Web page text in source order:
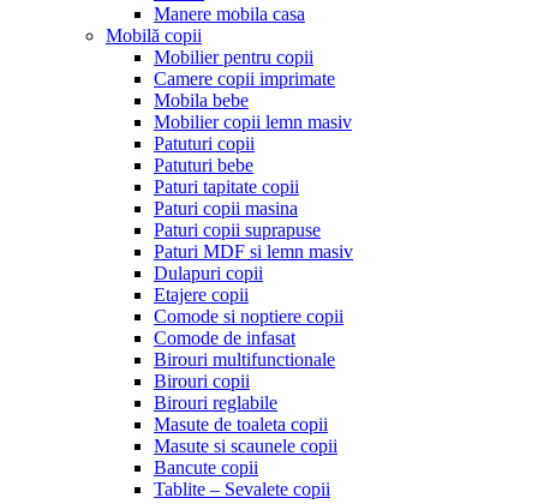
Manere mobila casa
Mobilă copii
Mobilier pentru copii
Camere copii imprimate
Mobila bebe
Mobilier copii lemn masiv
Patuturi copii
Patuturi bebe
Paturi tapitate copii
Paturi copii masina
Paturi copii suprapuse
Paturi MDF si lemn masiv
Dulapuri copii
Etajere copii
Comode si noptiere copii
Comode de infasat
Birouri multifunctionale
Birouri copii
Birouri reglabile
Masute de toaleta copii
Masute si scaunele copii
Bancute copii
Tablite – Sevalete copii